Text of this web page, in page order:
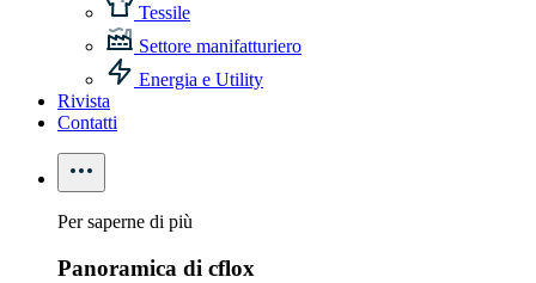
Tessile
Settore manifatturiero
Energia e Utility
Rivista
Contatti
Per saperne di più
Panoramica di cflox